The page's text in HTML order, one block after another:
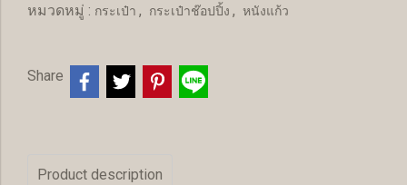
หมวดหมู่ : กระเป๋า , กระเป๋าช๊อปปิ้ง , หนังแก้ว
Share
Product description